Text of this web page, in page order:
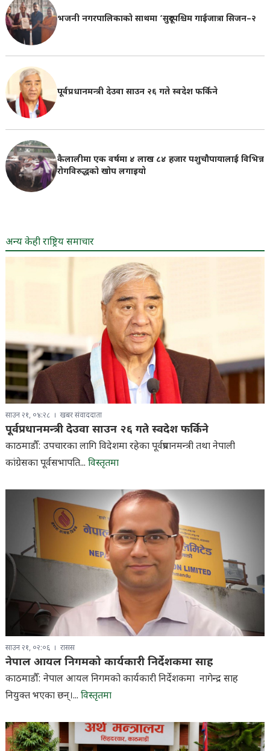
भजनी नगरपालिकाको साथमा ‘सुदूरपश्चिम गाईजात्रा सिजन–२
पूर्वप्रधानमन्त्री देउवा साउन २६ गते स्वदेश फर्किने
कैलालीमा एक वर्षमा ४ लाख ८४ हजार पशुचौपायालाई विभिन्न
रोगविरुद्धको खोप लगाइयाे
अन्य केही राष्ट्रिय समाचार
साउन २१, ०४:२८ खबर संवाददाता
पूर्वप्रधानमन्त्री देउवा साउन २६ गते स्वदेश फर्किने
काठमाडौँ: उपचारका लागि विदेशमा रहेका पूर्वप्रधानमन्त्री तथा नेपाली
कांग्रेसका पूर्वसभापति... विस्तृतमा
साउन २१, ०२:०६ रासस
नेपाल आयल निगमको कार्यकारी निर्देशकमा साह
काठमाडौँ: नेपाल आयल निगमको कार्यकारी निर्देशकमा नागेन्द्र साह
नियुक्त भएका छन्।... विस्तृतमा